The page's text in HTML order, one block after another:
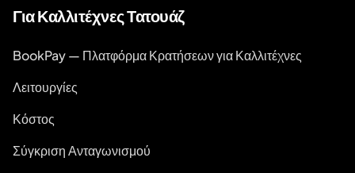
Για Καλλιτέχνες Τατουάζ
BookPay — Πλατφόρμα Κρατήσεων για Καλλιτέχνες
Λειτουργίες
Κόστος
Σύγκριση Ανταγωνισμού